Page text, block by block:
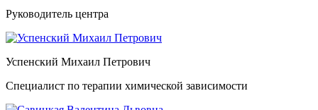
Руководитель центра
Успенский Михаил Петрович
Специалист по терапии химической зависимости